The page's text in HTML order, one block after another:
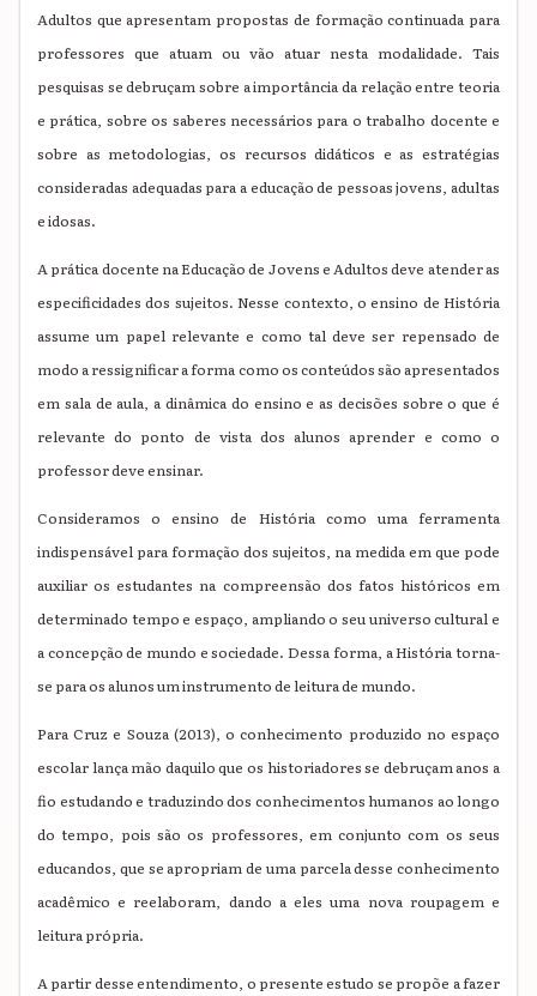
Adultos que apresentam propostas de formação continuada para
professores que atuam ou vão atuar nesta modalidade. Tais
pesquisas se debruçam sobre a importância da relação entre teoria
e prática, sobre os saberes necessários para o trabalho docente e
sobre as metodologias, os recursos didáticos e as estratégias
consideradas adequadas para a educação de pessoas jovens, adultas
e idosas.
A prática docente na Educação de Jovens e Adultos deve atender as
especificidades dos sujeitos. Nesse contexto, o ensino de História
assume um papel relevante e como tal deve ser repensado de
modo a ressignificar a forma como os conteúdos são apresentados
em sala de aula, a dinâmica do ensino e as decisões sobre o que é
relevante do ponto de vista dos alunos aprender e como o
professor deve ensinar.
Consideramos o ensino de História como uma ferramenta
indispensável para formação dos sujeitos, na medida em que pode
auxiliar os estudantes na compreensão dos fatos históricos em
determinado tempo e espaço, ampliando o seu universo cultural e
a concepção de mundo e sociedade. Dessa forma, a História torna-
se para os alunos um instrumento de leitura de mundo.
Para Cruz e Souza (2013), o conhecimento produzido no espaço
escolar lança mão daquilo que os historiadores se debruçam anos a
fio estudando e traduzindo dos conhecimentos humanos ao longo
do tempo, pois são os professores, em conjunto com os seus
educandos, que se apropriam de uma parcela desse conhecimento
acadêmico e reelaboram, dando a eles uma nova roupagem e
leitura própria.
A partir desse entendimento, o presente estudo se propõe a fazer